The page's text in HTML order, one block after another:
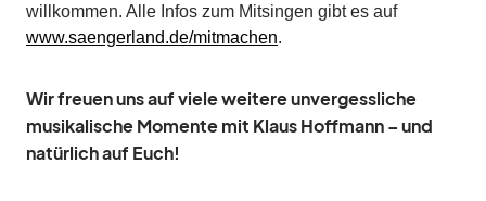
willkommen. Alle Infos zum Mitsingen gibt es auf
www.saengerland.de/mitmachen.
Wir freuen uns auf viele weitere unvergessliche
musikalische Momente mit Klaus Hoffmann – und
natürlich auf Euch!